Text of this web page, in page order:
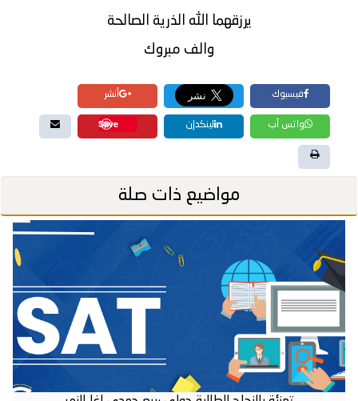
يرزقهما الله الذرية الصالحة
والف مبروك
فيسبوك أنشر
واتس آب لينكدإن Save
مواضيع ذات صلة